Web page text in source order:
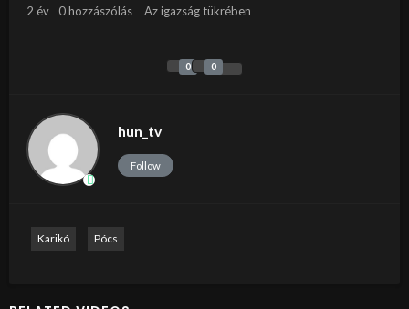
2 év 0 hozzászólás Az igazság tükrében
0 0
hun_tv
Follow
Karikó Pócs